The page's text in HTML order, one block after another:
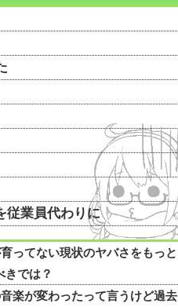
従業員代わりに
ってない現状のヤバさをもっと
きでは？
楽が変わったって言うけど過去